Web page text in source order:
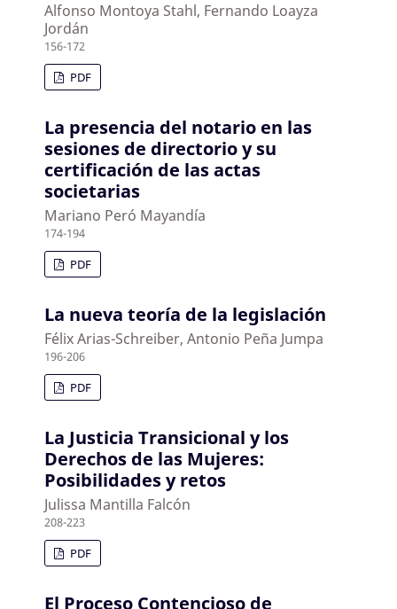
Alfonso Montoya Stahl, Fernando Loayza
Jordán
156-172
PDF
La presencia del notario en las
sesiones de directorio y su
certificación de las actas
societarias
Mariano Peró Mayandía
174-194
PDF
La nueva teoría de la legislación
Félix Arias-Schreiber, Antonio Peña Jumpa
196-206
PDF
La Justicia Transicional y los
Derechos de las Mujeres:
Posibilidades y retos
Julissa Mantilla Falcón
208-223
PDF
El Proceso Contencioso de